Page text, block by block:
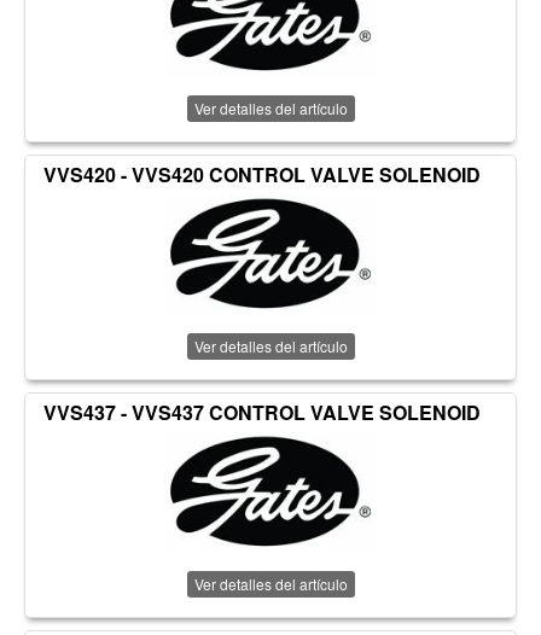
Ver detalles del artículo
VVS420 - VVS420 CONTROL VALVE SOLENOID
Ver detalles del artículo
VVS437 - VVS437 CONTROL VALVE SOLENOID
Ver detalles del artículo